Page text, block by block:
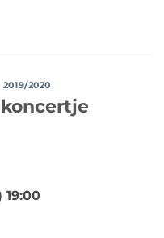
2020
19:00